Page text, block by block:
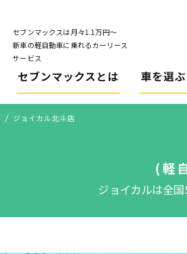
セブンマックスは月々1.1万円〜
新車の軽自動車に乗れるカーリース
サービス
セブンマックスとは 車を選ぶ
ジョイカル北斗店
(軽
ジョイカルは全国